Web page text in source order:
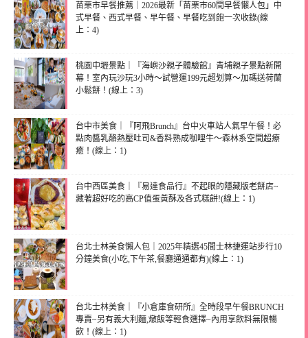
苗栗市早餐推薦｜2026最新「苗栗市60間早餐懶人包」中
式早餐、西式早餐、早午餐、早餐吃到飽一次收錄(線
上：4)
桃園中壢景點｜『海嶼沙親子體驗館』青埔親子景點新開
幕！室內玩沙玩3小時～試營運199元超划算～加碼送荷蘭
小鬆餅！(線上：3)
台中市美食｜『阿飛Brunch』台中火車站人氣早午餐！必
點肉醬乳酪熱壓吐司&香料熟成咖哩牛～森林系空間超療
癒！(線上：1)
台中西區美食｜『易達食品行』不起眼的隱藏版老餅店~
藏著超好吃的高CP值蛋黃酥及各式糕餅!(線上：1)
台北士林美食懶人包｜2025年精選45間士林捷運站步行10
分鐘美食(小吃,下午茶,餐廳通通都有)(線上：1)
台北士林美食｜『小倉庫食研所』全時段早午餐BRUNCH
專賣~另有義大利麵,燉飯等輕食選擇~內用享飲料無限暢
飲！(線上：1)